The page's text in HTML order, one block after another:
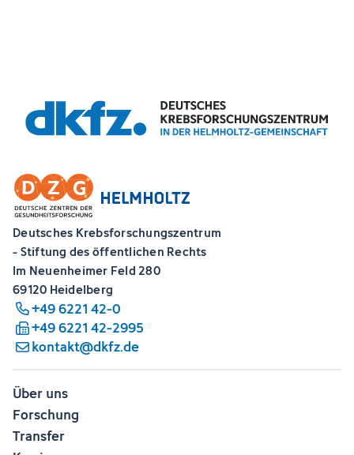
Deutsches Krebsforschungszentrum
- Stiftung des öffentlichen Rechts
Im Neuenheimer Feld 280
69120 Heidelberg
+49 6221 42-0
+49 6221 42-2995
kontakt@dkfz.de
Über uns
Forschung
Transfer